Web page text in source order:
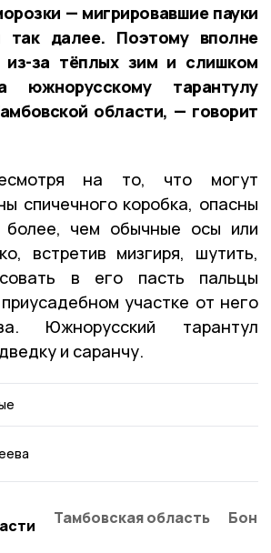
— мигрировавшие пауки
далее. Поэтому вполне
из-за тёплых зим и слишком
южнорусскому тарантулу
области, — говорит
на то, что могут
спичечного коробка, опасны
чем обычные осы или
встретив мизгиря, шутить,
в его пасть пальцы
участке от него
Южнорусский тарантул
и саранчу.
Тамбовская область